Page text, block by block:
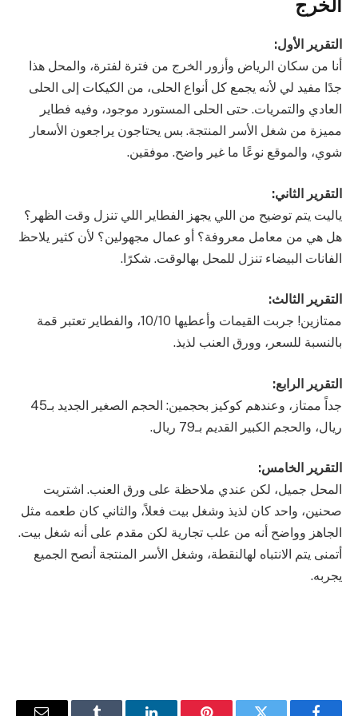
الخرج
التقرير الأول:
أنا من سكان الرياض وأزور الخرج من فترة لفترة، والمحل هذا
جدًا مفيد لي لأنه يجمع كل أنواع الحلى، من الكيكات إلى الحلى
العادي والتمريات. حتى الحلى المستورد موجود، وفيه فطاير
مميزة من شغل الأسر المنتجة. بس يحتاجون يراجعون الأسعار
شوي، والموقع نوعًا ما غير واضح. موفقين.
التقرير الثاني:
ياليت يتم توضيح من اللي يجهز الفطاير اللي تنزل وقت الظهر؟
هل هي من معامل معروفة؟ أو عمال مجهولين؟ لأن كثير يلاحظ
الفانات البيضاء تنزل للمحل بهالوقت. شكرًا.
التقرير الثالث:
ممتازين! جربت القيمات وأعطيها 10/10، والفطاير تعتبر قمة
بالنسبة للسعر، وورق العنب لذيذ.
التقرير الرابع:
جداً ممتاز، وعندهم كوكيز بحجمين: الحجم الصغير الجديد بـ45
ريال، والحجم الكبير القديم بـ79 ريال.
التقرير الخامس:
المحل جميل، لكن عندي ملاحظة على ورق العنب. اشتريت
صحنين، واحد كان لذيذ وشغل بيت فعلاً، والثاني كان طعمه مثل
الجاهز وواضح أنه من علب تجارية لكن مقدم على أنه شغل بيت.
أتمنى يتم الانتباه لهالنقطة، وشغل الأسر المنتجة أنصح الجميع
يجربه.